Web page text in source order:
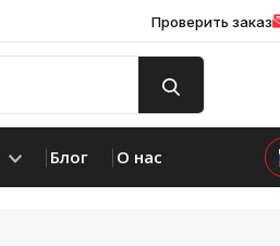
Проверить заказ
Блог О нас